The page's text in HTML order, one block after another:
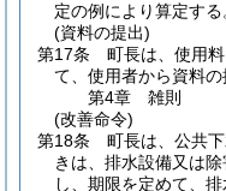
定の例により算定する
(資料の提出)
第17条
町長は、使用
て、使用者から資料の
第4章
雑則
(改善命令)
第18条
町長は、公共
きは、排水設備又は
し、期限を定めて、